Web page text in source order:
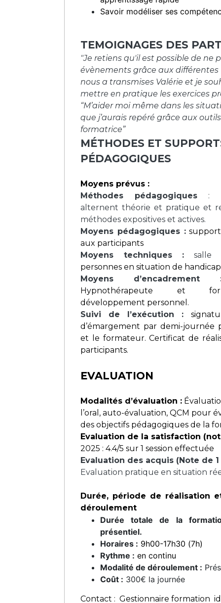
Savoir modéliser ses
TEMOIGNAGES DES
"Je retiens qu'il est possible de ne
évènements grâce aux différentes
nous a transmises Valérie et je
mettre en pratique les exercices
“M’aider moi même dans les
que j’aurais repéré grâce aux
formatrice”
MÉTHODES ET
PÉDAGOGIQUES
Moyens prévus :
Méthodes pédagogiques :
alternent théorie et pratique et
méthodes expositives et actives.
Moyens pédagogiques :
aux participants
Moyens techniques : salle
personnes en situation de
Moyens d’encadrement
Hypnothérapeute et
développement personnel.
Suivi de l’exécution :
d’émargement par demi-journée
et le formateur. Certificat de
participants.
EVALUATION
Modalités d’évaluation :
l’oral, auto-évaluation, QCM pour
des objectifs pédagogiques de la
Evaluation de la satisfaction
2025 : 4.4/5 sur 1 session effectuée
Evaluation des acquis (Note de 1
Evaluation pratique en situation
Durée, période de réalisation
déroulement
Durée totale de la
présentiel.
Horaires : 9h00-17h30 (7h)
Rythme : en continu
Modalité de déroulement :
Coût : 300€ la journée
Contact : Gestionnaire formation